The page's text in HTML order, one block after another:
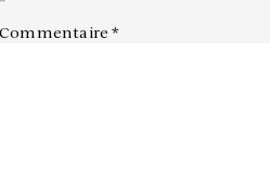
Commentaire*